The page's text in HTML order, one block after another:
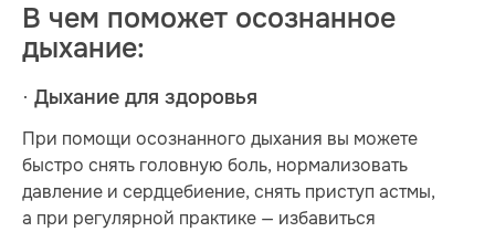
В чем поможет осознанное
дыхание:
· Дыхание для здоровья
При помощи осознанного дыхания вы можете
быстро снять головную боль, нормализовать
давление и сердцебиение, снять приступ астмы,
а при регулярной практике — избавиться